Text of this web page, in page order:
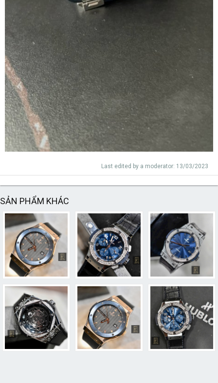
Last edited by a moderator: 13/03/2023
SẢN PHẨM KHÁC